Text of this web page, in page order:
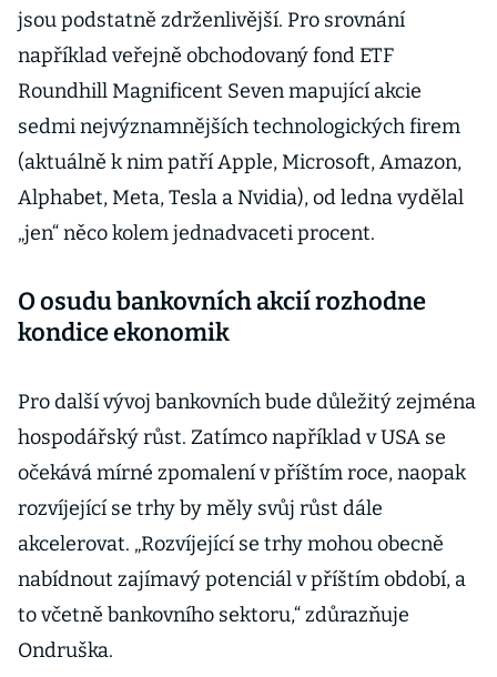
jsou podstatně zdrženlivější. Pro srovnání
například veřejně obchodovaný fond ETF
Roundhill Magnificent Seven mapující akcie
sedmi nejvýznamnějších technologických firem
(aktuálně k nim patří Apple, Microsoft, Amazon,
Alphabet, Meta, Tesla a Nvidia), od ledna vydělal
„jen“ něco kolem jednadvaceti procent.
O osudu bankovních akcií rozhodne
kondice ekonomik
Pro další vývoj bankovních bude důležitý zejména
hospodářský růst. Zatímco například v USA se
očekává mírné zpomalení v příštím roce, naopak
rozvíjející se trhy by měly svůj růst dále
akcelerovat. „Rozvíjející se trhy mohou obecně
nabídnout zajímavý potenciál v příštím období, a
to včetně bankovního sektoru,“ zdůrazňuje
Ondruška.